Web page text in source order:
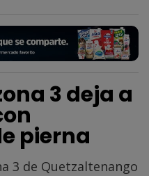
3 deja a
pierna
3 de Quetzaltenango